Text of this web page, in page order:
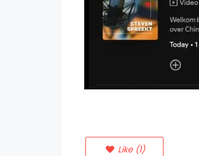
Like (1)